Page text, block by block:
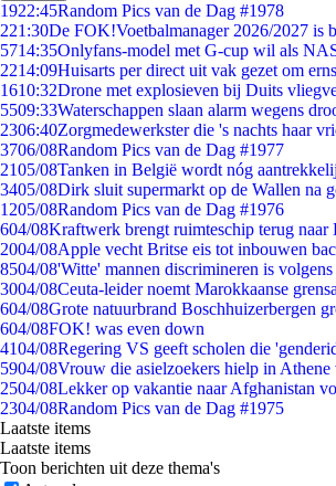
1922:45Random Pics van de Dag #1978
221:30De FOK!Voetbalmanager 2026/2027 is
5714:35Onlyfans-model met G-cup wil als
2214:09Huisarts per direct uit vak gezet om
1610:32Drone met explosieven bij Duits
5509:33Waterschappen slaan alarm wegens
2306:40Zorgmedewerkster die 's nachts haar
3706/08Random Pics van de Dag #1977
2105/08Tanken in België wordt nóg
3405/08Dirk sluit supermarkt op de Wallen na
1205/08Random Pics van de Dag #1976
604/08Kraftwerk brengt ruimteschip terug naar
2004/08Apple vecht Britse eis tot inbouwen
8504/08'Witte' mannen discrimineren is
3004/08Ceuta-leider noemt Marokkaanse
604/08Grote natuurbrand Boschhuizerbergen
604/08FOK! was even down
4104/08Regering VS geeft scholen die
5904/08Vrouw die asielzoekers hielp in
2504/08Lekker op vakantie naar Afghanistan
2304/08Random Pics van de Dag #1975
Laatste items
Laatste items
Toon berichten uit deze thema's